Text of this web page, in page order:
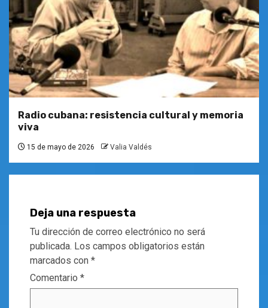
Radio cubana: resistencia cultural y memoria
viva
15 de mayo de 2026 Valia Valdés
Deja una respuesta
Tu dirección de correo electrónico no será
publicada. Los campos obligatorios están
marcados con *
Comentario *